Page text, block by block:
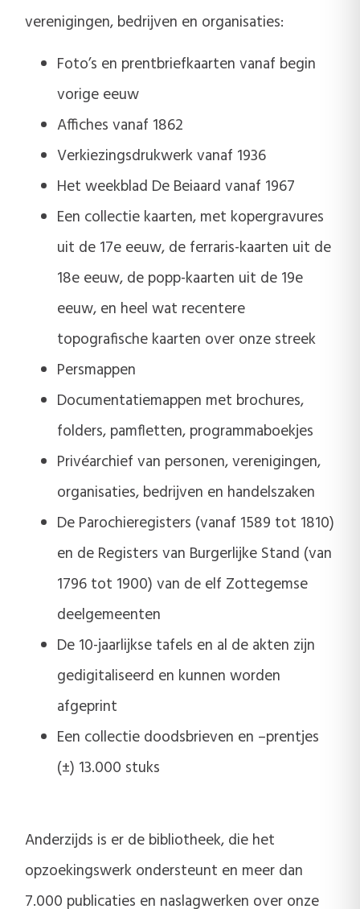
verenigingen, bedrijven en organisaties:
Foto’s en prentbriefkaarten vanaf begin
vorige eeuw
Affiches vanaf 1862
Verkiezingsdrukwerk vanaf 1936
Het weekblad De Beiaard vanaf 1967
Een collectie kaarten, met kopergravures
uit de 17e eeuw, de ferraris-kaarten uit de
18e eeuw, de popp-kaarten uit de 19e
eeuw, en heel wat recentere
topografische kaarten over onze streek
Persmappen
Documentatiemappen met brochures,
folders, pamfletten, programmaboekjes
Privéarchief van personen, verenigingen,
organisaties, bedrijven en handelszaken
De Parochieregisters (vanaf 1589 tot 1810)
en de Registers van Burgerlijke Stand (van
1796 tot 1900) van de elf Zottegemse
deelgemeenten
De 10-jaarlijkse tafels en al de akten zijn
gedigitaliseerd en kunnen worden
afgeprint
Een collectie doodsbrieven en –prentjes
(±) 13.000 stuks
Anderzijds is er de bibliotheek, die het
opzoekingswerk ondersteunt en meer dan
7.000 publicaties en naslagwerken over onze